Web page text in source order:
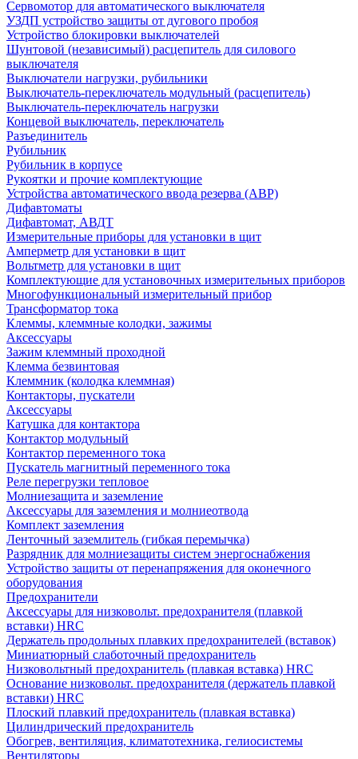
Сервомотор для автоматического выключателя
УЗДП устройство защиты от дугового пробоя
Устройство блокировки выключателей
Шунтовой (независимый) расцепитель для силового
выключателя
Выключатели нагрузки, рубильники
Выключатель-переключатель модульный (расцепитель)
Выключатель-переключатель нагрузки
Концевой выключатель, переключатель
Разъединитель
Рубильник
Рубильник в корпусе
Рукоятки и прочие комплектующие
Устройства автоматического ввода резерва (АВР)
Дифавтоматы
Дифавтомат, АВДТ
Измерительные приборы для установки в щит
Амперметр для установки в щит
Вольтметр для установки в щит
Комплектующие для установочных измерительных приборов
Многофункциональный измерительный прибор
Трансформатор тока
Клеммы, клеммные колодки, зажимы
Аксессуары
Зажим клеммный проходной
Клемма безвинтовая
Клеммник (колодка клеммная)
Контакторы, пускатели
Аксессуары
Катушка для контактора
Контактор модульный
Контактор переменного тока
Пускатель магнитный переменного тока
Реле перегрузки тепловое
Молниезащита и заземление
Аксессуары для заземления и молниеотвода
Комплект заземления
Ленточный заземлитель (гибкая перемычка)
Разрядник для молниезащиты систем энергоснабжения
Устройство защиты от перенапряжения для оконечного
оборудования
Предохранители
Аксессуары для низковольт. предохранителя (плавкой
вставки) HRC
Держатель продольных плавких предохранителей (вставок)
Миниатюрный слаботочный предохранитель
Низковольтный предохранитель (плавкая вставка) HRC
Основание низковольт. предохранителя (держатель плавкой
вставки) HRC
Плоский плавкий предохранитель (плавкая вставка)
Цилиндрический предохранитель
Обогрев, вентиляция, климатотехника, гелиосистемы
Вентиляторы